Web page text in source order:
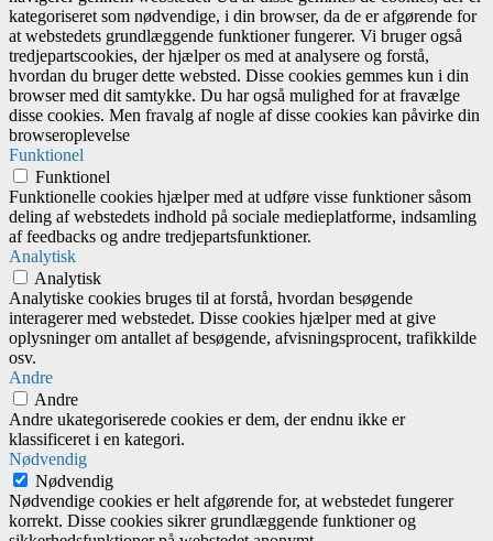
kategoriseret som nødvendige, i din browser, da de er afgørende for
at webstedets grundlæggende funktioner fungerer. Vi bruger også
tredjepartscookies, der hjælper os med at analysere og forstå,
hvordan du bruger dette websted. Disse cookies gemmes kun i din
browser med dit samtykke. Du har også mulighed for at fravælge
disse cookies. Men fravalg af nogle af disse cookies kan påvirke din
browseroplevelse
Funktionel
Funktionel
Funktionelle cookies hjælper med at udføre visse funktioner såsom
deling af webstedets indhold på sociale medieplatforme, indsamling
af feedbacks og andre tredjepartsfunktioner.
Analytisk
Analytisk
Analytiske cookies bruges til at forstå, hvordan besøgende
interagerer med webstedet. Disse cookies hjælper med at give
oplysninger om antallet af besøgende, afvisningsprocent, trafikkilde
osv.
Andre
Andre
Andre ukategoriserede cookies er dem, der endnu ikke er
klassificeret i en kategori.
Nødvendig
Nødvendig
Nødvendige cookies er helt afgørende for, at webstedet fungerer
korrekt. Disse cookies sikrer grundlæggende funktioner og